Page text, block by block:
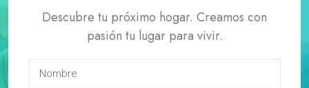
Descubre tu próximo hogar. Creamos con
pasión tu lugar para vivir.